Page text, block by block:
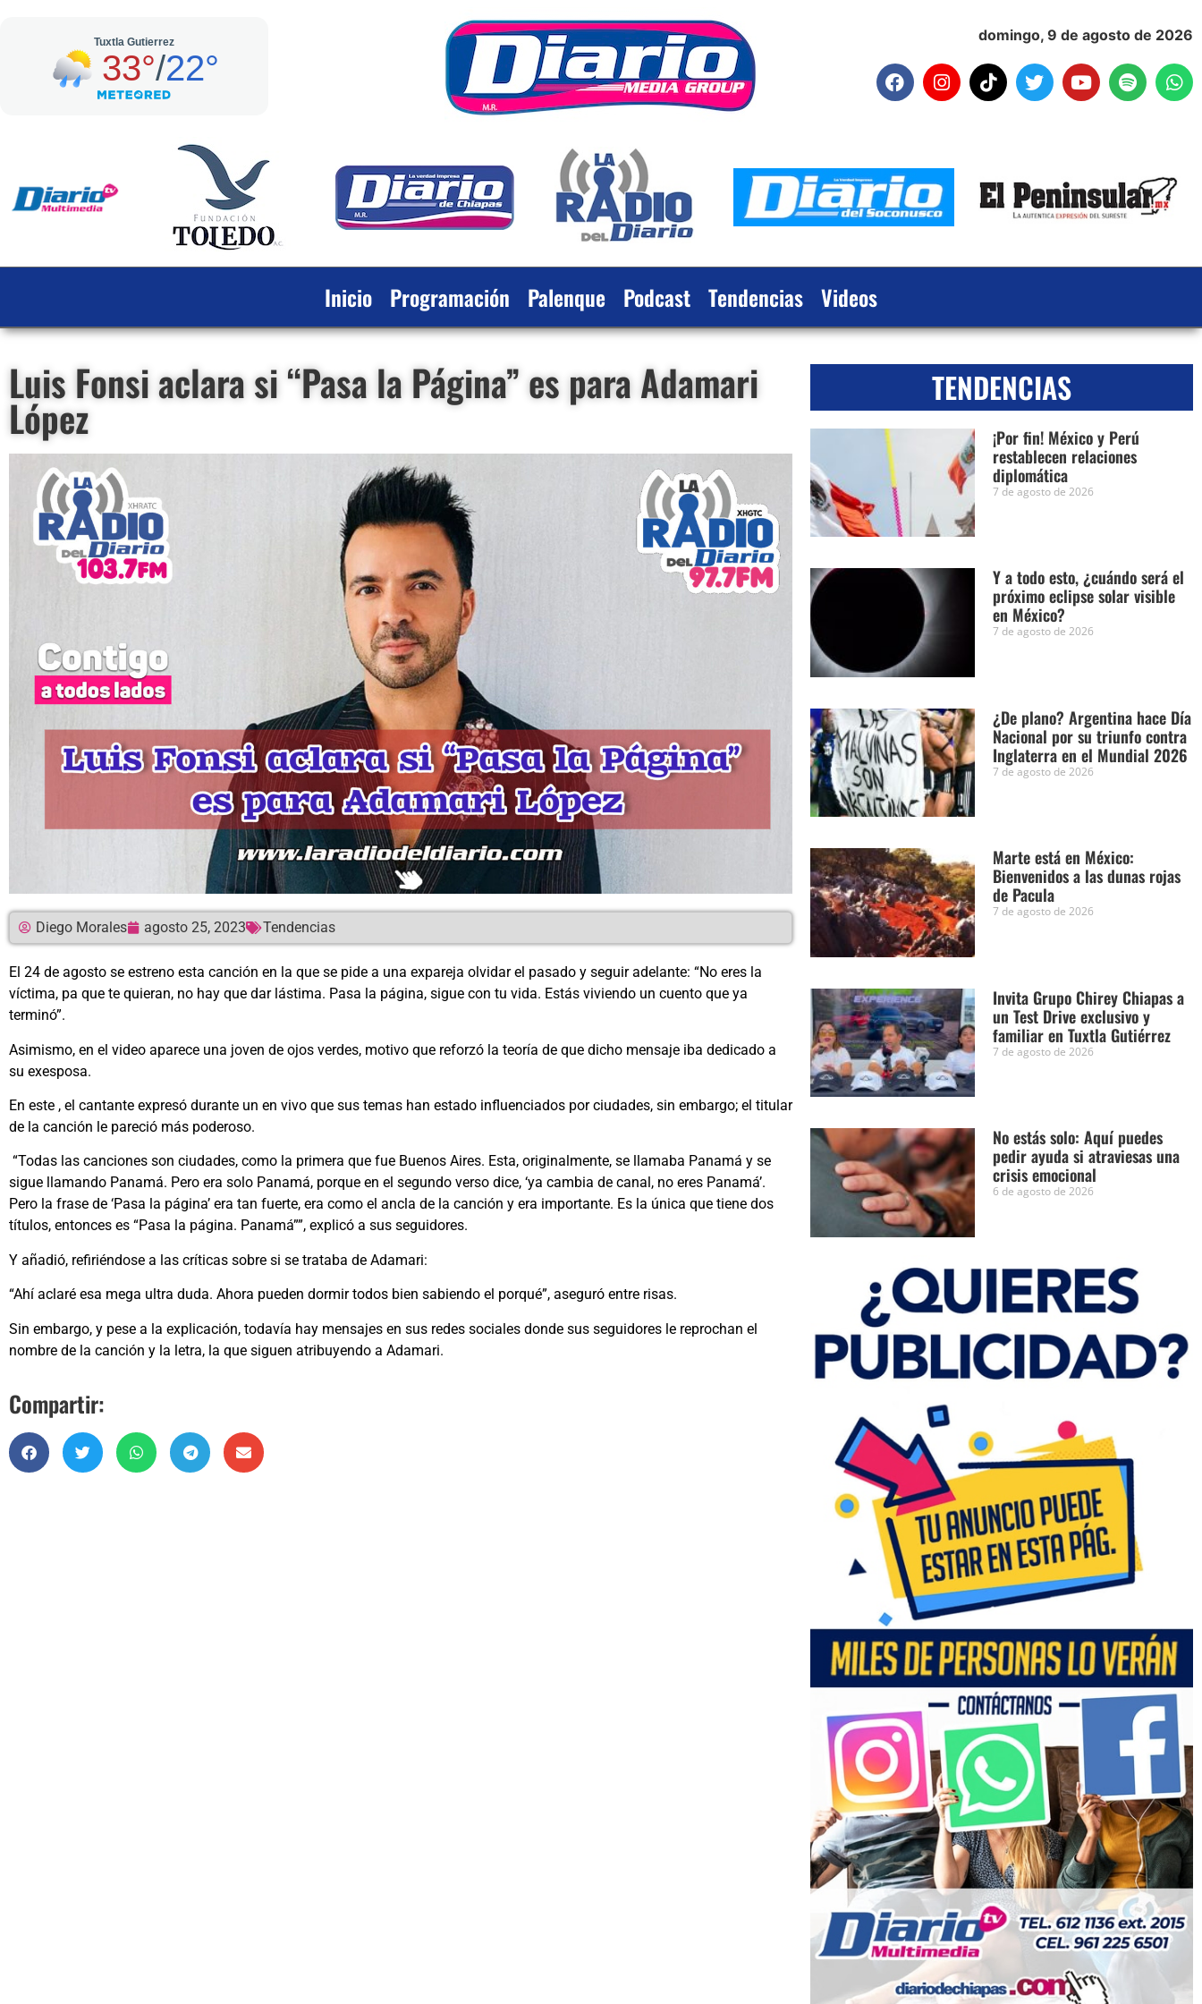
domingo, 9 de agosto de 2026
Inicio Programación Palenque Podcast Tendencias Videos
Luis Fonsi aclara si “Pasa la Página” es para Adamari
López
Diego Morales agosto 25, 2023 Tendencias
El 24 de agosto se estreno esta canción en la que se pide a una expareja olvidar el pasado y seguir adelante: “No eres la
víctima, pa que te quieran, no hay que dar lástima. Pasa la página, sigue con tu vida. Estás viviendo un cuento que ya
terminó”.
Asimismo, en el video aparece una joven de ojos verdes, motivo que reforzó la teoría de que dicho mensaje iba dedicado a
su exesposa.
En este , el cantante expresó durante un en vivo que sus temas han estado influenciados por ciudades, sin embargo; el titular
de la canción le pareció más poderoso.
“Todas las canciones son ciudades, como la primera que fue Buenos Aires. Esta, originalmente, se llamaba Panamá y se
sigue llamando Panamá. Pero era solo Panamá, porque en el segundo verso dice, ‘ya cambia de canal, no eres Panamá’.
Pero la frase de ‘Pasa la página’ era tan fuerte, era como el ancla de la canción y era importante. Es la única que tiene dos
títulos, entonces es “Pasa la página. Panamá””, explicó a sus seguidores.
Y añadió, refiriéndose a las críticas sobre si se trataba de Adamari:
“Ahí aclaré esa mega ultra duda. Ahora pueden dormir todos bien sabiendo el porqué”, aseguró entre risas.
Sin embargo, y pese a la explicación, todavía hay mensajes en sus redes sociales donde sus seguidores le reprochan el
nombre de la canción y la letra, la que siguen atribuyendo a Adamari.
Compartir:
TENDENCIAS
¡Por fin! México y Perú
restablecen relaciones
diplomática
7 de agosto de 2026
Y a todo esto, ¿cuándo será el
próximo eclipse solar visible
en México?
7 de agosto de 2026
¿De plano? Argentina hace Día
Nacional por su triunfo contra
Inglaterra en el Mundial 2026
7 de agosto de 2026
Marte está en México:
Bienvenidos a las dunas rojas
de Pacula
7 de agosto de 2026
Invita Grupo Chirey Chiapas a
un Test Drive exclusivo y
familiar en Tuxtla Gutiérrez
7 de agosto de 2026
No estás solo: Aquí puedes
pedir ayuda si atraviesas una
crisis emocional
6 de agosto de 2026